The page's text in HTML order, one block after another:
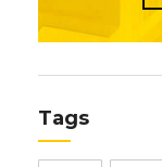
Tags